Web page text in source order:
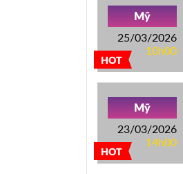
HOT
Mỹ
25/03/2026
10h00
HOT
Mỹ
23/03/2026
14h00